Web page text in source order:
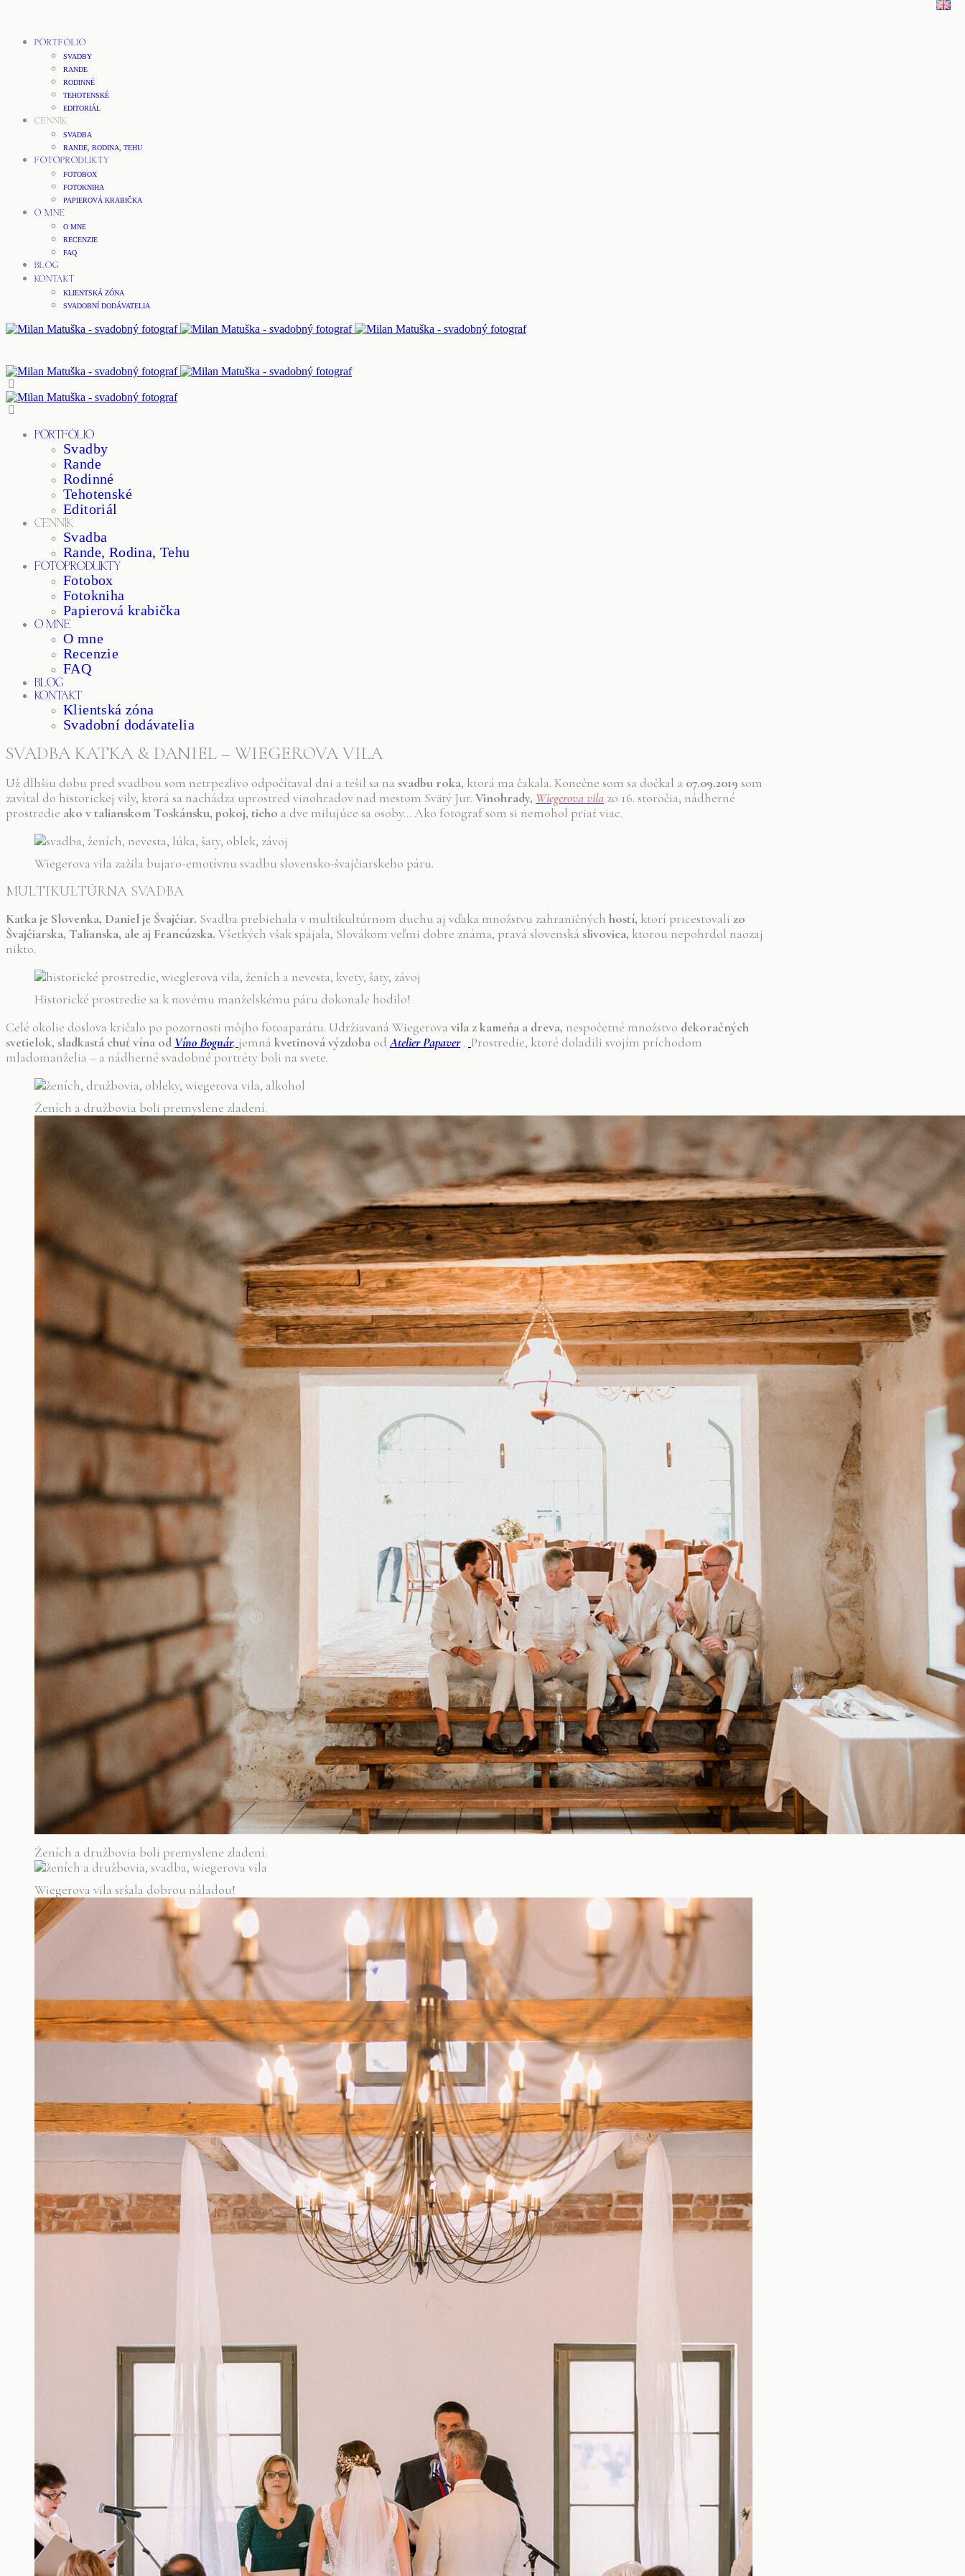
PORTFÓLIO
SVADBY
RANDE
RODINNÉ
TEHOTENSKÉ
EDITORIÁL
CENNÍK
SVADBA
RANDE, RODINA, TEHU
FOTOPRODUKTY
FOTOBOX
FOTOKNIHA
PAPIEROVÁ KRABIČKA
O MNE
O MNE
RECENZIE
FAQ
BLOG
KONTAKT
KLIENTSKÁ ZÓNA
SVADOBNÍ DODÁVATELIA
PORTFÓLIO
Svadby
Rande
Rodinné
Tehotenské
Editoriál
CENNÍK
Svadba
Rande, Rodina, Tehu
FOTOPRODUKTY
Fotobox
Fotokniha
Papierová krabička
O MNE
O mne
Recenzie
FAQ
BLOG
KONTAKT
Klientská zóna
Svadobní dodávatelia
SVADBA KATKA & DANIEL – WIEGEROVA VILA
Už dlhšiu dobu pred svadbou som netrpezlivo odpočítaval dni a tešil sa na svadbu roka, ktorá ma čakala. Konečne som sa dočkal a 07.09.2019 som
zavítal do historickej vily, ktorá sa nachádza uprostred vinohradov nad mestom Svätý Jur. Vinohrady, Wiegerova vila zo 16. storočia, nádherné
prostredie ako v talianskom Toskánsku, pokoj, ticho a dve milujúce sa osoby… Ako fotograf som si nemohol priať viac.
Wiegerova vila zažila bujaro-emotívnu svadbu slovensko-švajčiarskeho páru.
MULTIKULTÚRNA SVADBA
Katka je Slovenka, Daniel je Švajčiar. Svadba prebiehala v multikultúrnom duchu aj vďaka množstvu zahraničných hostí, ktorí pricestovali zo
Švajčiarska, Talianska, ale aj Francúzska. Všetkých však spájala, Slovákom veľmi dobre známa, pravá slovenská slivovica, ktorou nepohrdol naozaj
nikto.
Historické prostredie sa k novému manželskému páru dokonale hodilo!
Celé okolie doslova kričalo po pozornosti môjho fotoaparátu. Udržiavaná Wiegerova vila z kameňa a dreva, nespočetné množstvo dekoračných
svetielok, sladkastá chuť vína od Víno Bognár, jemná kvetinová výzdoba odAtelier Papaver. Prostredie, ktoré doladili svojím príchodom
mladomanželia – a nádherné svadobné portréty boli na svete.
Ženích a družbovia boli premyslene zladení.
Ženích a družbovia boli premyslene zladení.
Wiegerova vila sršala dobrou náladou!